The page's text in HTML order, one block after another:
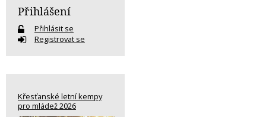
Přihlášení
Přihlásit se
Registrovat se
Křesťanské letní kempy
pro mládež 2026